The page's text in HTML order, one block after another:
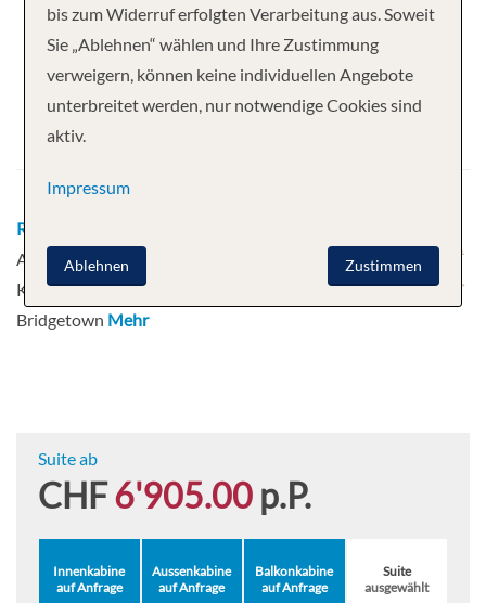
Ihre Kreuzfahrt
14 NächteSeven Seas Grandeur
Abfahrt
Route
Auf hoher See - Oranjestad - Willemstad -
Kralendijk - Auf hoher See - Castries -
Bridgetown Mehr
Suite ab
CHF6'905.00 p.P.
Innenkabine
auf Anfrage
Aussenkabine
auf Anfrage
Balkonkabine
auf Anfrage
Suite
ausgewählt
bis zum Widerruf erfolgten Verarbeitung aus. Soweit
Sie „Ablehnen“ wählen und Ihre Zustimmung
verweigern, können keine individuellen Angebote
unterbreitet werden, nur notwendige Cookies sind
aktiv.
Impressum
Zustimmen
Ablehnen